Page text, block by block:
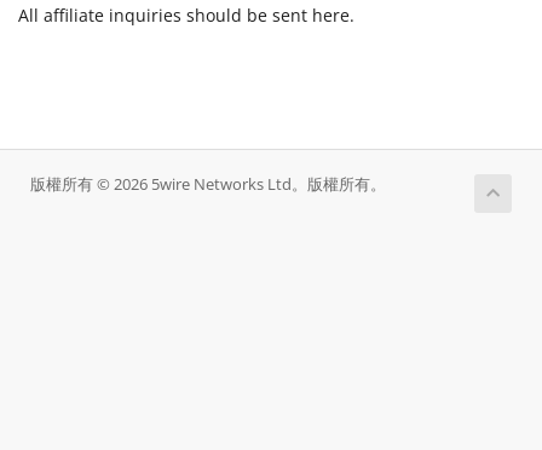
All affiliate inquiries should be sent here.
版權所有 © 2026 5wire Networks Ltd。版權所有。